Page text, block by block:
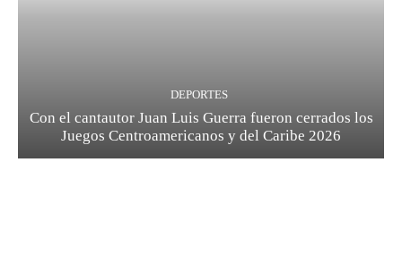
DEPORTES
Con el cantautor Juan Luis Guerra fueron cerrados los
Juegos Centroamericanos y del Caribe 2026